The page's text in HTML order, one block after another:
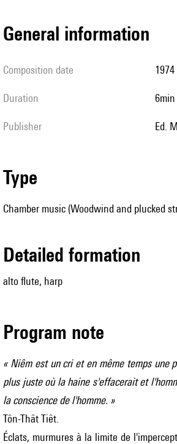
general information
composition date 1974
duration 6min
publisher Ed.
type
Chamber music (Woodwind and plucked
detailed formation
alto flute, harp
Program note
« Niêm est un cri et en même temps une
plus juste où la haine s'effacerait et
la conscience de l'homme. »
Tôn-Thât Tiêt.
Éclats, murmures à la limite de